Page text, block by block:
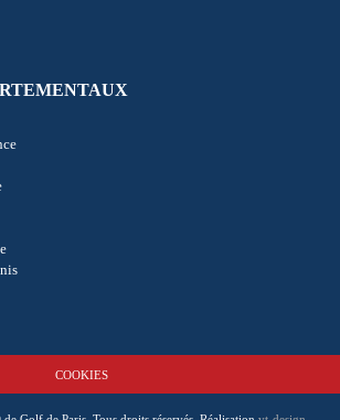
COOKIES